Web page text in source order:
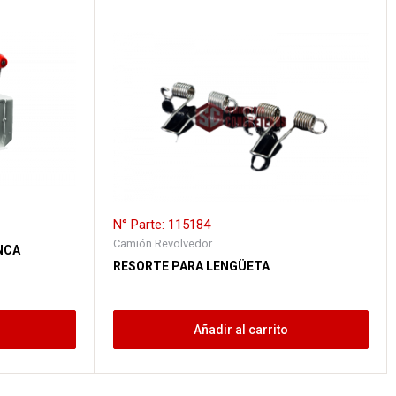
N° Parte: 115184
Camión Revolvedor
RESORTE PARA LENGÜETA
Añadir al carrito